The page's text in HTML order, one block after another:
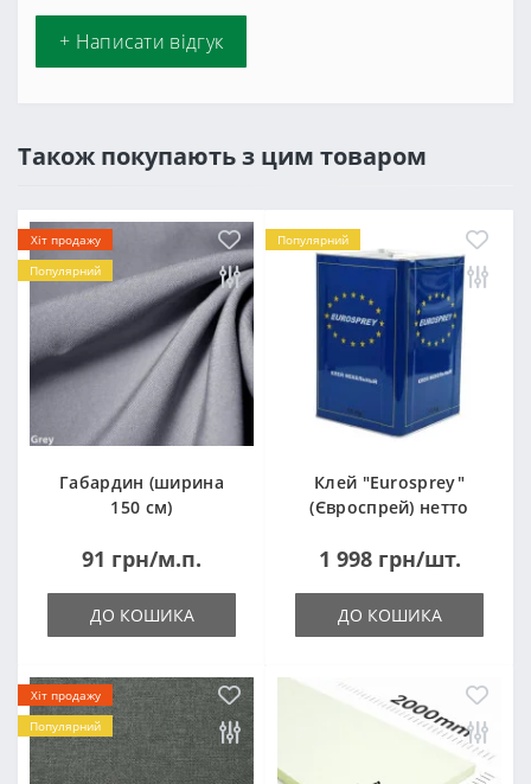
+ Написати відгук
Також покупають з цим товаром
Хіт продажу
Популярний
Габардин (ширина
150 см)
91 грн/м.п.
ДО КОШИКА
Популярний
Клей "Eurosprey"
(Євроспрей) нетто
1 998 грн/шт.
ДО КОШИКА
Хіт продажу
Популярний